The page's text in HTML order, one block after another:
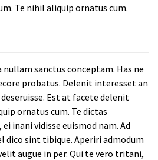
Te nihil aliquip ornatus cum.
nullam sanctus conceptam. Has ne
probatus. Delenit interesset an
Est at facete delenit
ornatus cum. Te dictas
inani vidisse euismod nam. Ad
dico sint tibique. Aperiri admodum
augue in per. Qui te vero tritani,